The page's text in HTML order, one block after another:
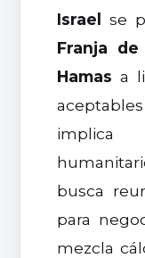
Israel se
Franja de
Hamas a
implica
busca
para
mezcla